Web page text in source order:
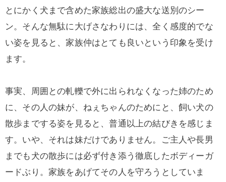
とにかく犬まで含めた家族総出の盛大な送別のシー
ン。そんな無駄に大げさなわりには、全く感度的でな
い姿を見ると、家族仲はとても良いという印象を受け
ます。
事実、周囲との軋轢で外に出られなくなった姉のため
に、その人の妹が、ねぇちゃんのためにと、飼い犬の
散歩までする姿を見ると、普通以上の結びきを感じま
す。いや、それは妹だけでありません。ご主人や長男
までも犬の散歩には必ず付き添う徹底したボディーガ
ードぶり。家族をあげてその人を守ろうとしていま